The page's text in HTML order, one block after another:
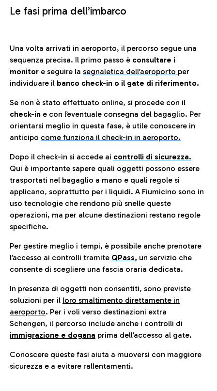
Le fasi prima dell’imbarco
Una volta arrivati in aeroporto, il percorso segue una
sequenza precisa. Il primo passo è consultare i
monitor e seguire la segnaletica dell’aeroporto per
individuare il banco check-in o il gate di riferimento.
Se non è stato effettuato online, si procede con il
check-in e con l’eventuale consegna del bagaglio. Per
orientarsi meglio in questa fase, è utile conoscere in
anticipo come funziona il check-in in aeroporto.
Dopo il check-in si accede ai controlli di sicurezza.
Qui è importante sapere quali oggetti possono essere
trasportati nel bagaglio a mano e quali regole si
applicano, soprattutto per i liquidi. A Fiumicino sono in
uso tecnologie che rendono più snelle queste
operazioni, ma per alcune destinazioni restano regole
specifiche.
Per gestire meglio i tempi, è possibile anche prenotare
l’accesso ai controlli tramite QPass, un servizio che
consente di scegliere una fascia oraria dedicata.
In presenza di oggetti non consentiti, sono previste
soluzioni per il loro smaltimento direttamente in
aeroporto. Per i voli verso destinazioni extra
Schengen, il percorso include anche i controlli di
immigrazione e dogana prima dell’accesso al gate.
Conoscere queste fasi aiuta a muoversi con maggiore
sicurezza e a evitare rallentamenti.